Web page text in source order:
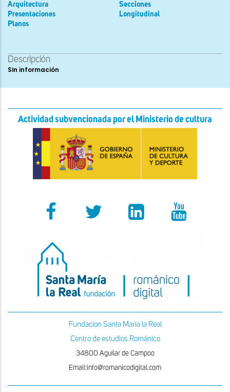
Arquitectura
Presentaciones
Planos
Secciones
Longitudinal
Descripción
Sin información
Actividad subvencionada por el Ministerio de cultura
Fundacion Santa Maria la Real
Centro de estudios Románico
34800 Aguilar de Campoo
Email:info@romanicodigital.com